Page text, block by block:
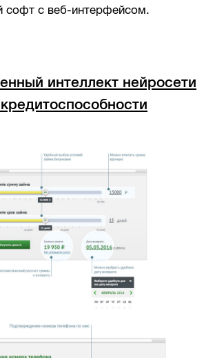
софт с веб-интерфейсом.
интеллект нейросети